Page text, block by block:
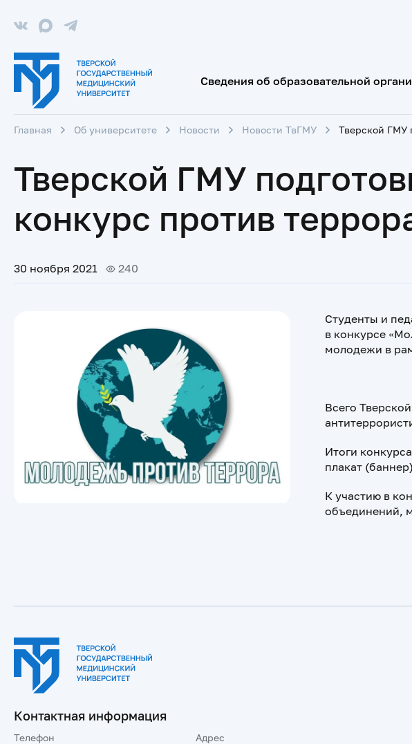
Сведения об образовательной
Главная Об университете Новости Новости ТвГМУ
Тверской ГМУ
конкурс против
30 ноября 2021 240
Студенты и
в конкурсе
молодежи в
Всего
Итоги
плакат
К участию в
объединений,
Контактная информация
Телефон Адрес